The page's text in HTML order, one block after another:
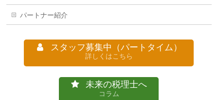
パートナー紹介
スタッフ募集中（パートタイム）
詳しくはこちら
未来の税理士へ
コラム